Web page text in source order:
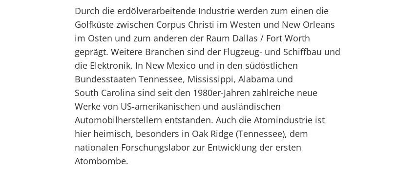
Durch die erdölverarbeitende Industrie werden zum einen die
Golfküste zwischen Corpus Christi im Westen und New Orleans
im Osten und zum anderen der Raum Dallas / Fort Worth
geprägt. Weitere Branchen sind der Flugzeug- und Schiffbau und
die Elektronik. In New Mexico und in den südöstlichen
Bundesstaaten Tennessee, Mississippi, Alabama und
South Carolina sind seit den 1980er-Jahren zahlreiche neue
Werke von US-amerikanischen und ausländischen
Automobilherstellern entstanden. Auch die Atomindustrie ist
hier heimisch, besonders in Oak Ridge (Tennessee), dem
nationalen Forschungslabor zur Entwicklung der ersten
Atombombe.